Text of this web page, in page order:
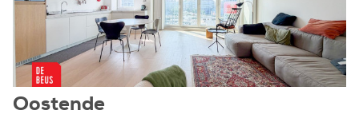
Oostende